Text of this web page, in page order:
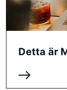
Detta är